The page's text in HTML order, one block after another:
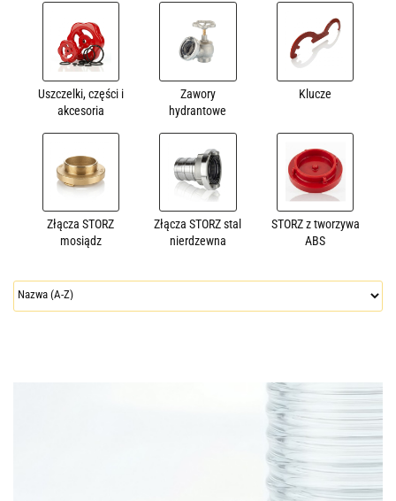
Uszczelki, części i
akcesoria
Zawory
hydrantowe
Klucze
Złącza STORZ
mosiądz
Złącza STORZ stal
nierdzewna
STORZ z tworzywa
ABS